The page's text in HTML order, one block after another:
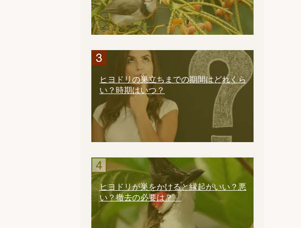
ヒヨドリの巣立ちまでの期間はどれくら
い？時期はいつ？
ヒヨドリが巣をかけると縁起がいい？悪
い？撤去の必要は？